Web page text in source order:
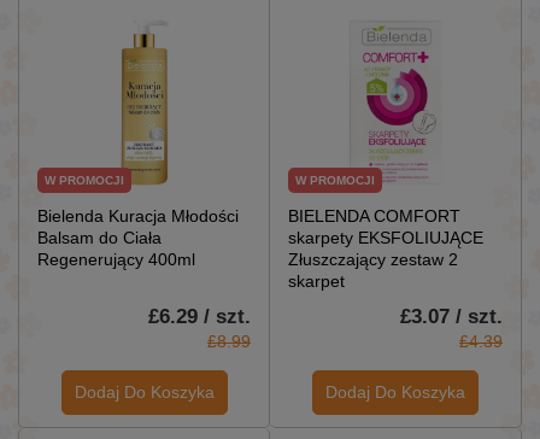
W PROMOCJI
Bielenda Kuracja Młodości
Balsam do Ciała
Regenerujący 400ml
£6.29 / szt.
£8.99
Dodaj Do Koszyka
W PROMOCJI
BIELENDA COMFORT
skarpety EKSFOLIUJĄCE
Złuszczający zestaw 2
skarpet
£3.07 / szt.
£4.39
Dodaj Do Koszyka